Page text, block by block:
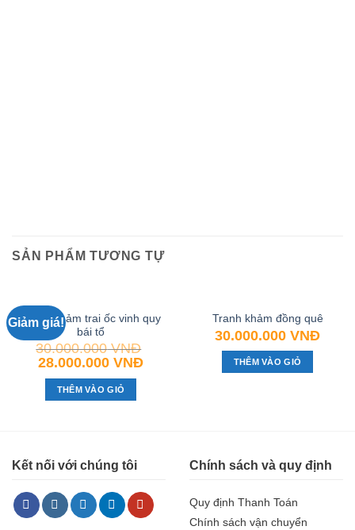
SẢN PHẨM TƯƠNG TỰ
Giảm giá!
Tranh khảm trai ốc vinh quy
bái tổ
30.000.000VNĐ
28.000.000 VNĐ
THÊM VÀO GIỎ
Tranh khảm đồng quê
30.000.000 VNĐ
THÊM VÀO GIỎ
Kết nối với chúng tôi Chính sách và quy định
Quy định Thanh Toán
Chính sách vận chuyển